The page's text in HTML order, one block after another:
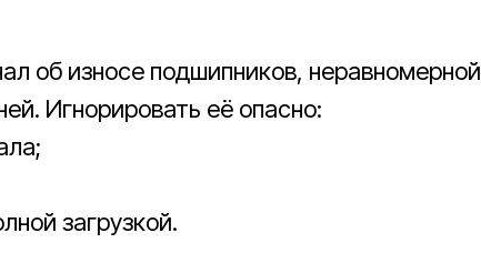
об износе подшипников, неравномерной
Игнорировать её опасно:
загрузкой.